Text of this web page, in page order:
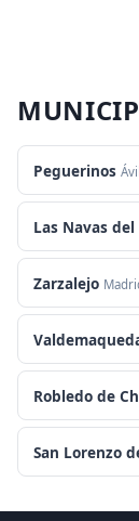
Peguerinos
Las Navas
Zarzalejo
Robledo de
San Lorenzo